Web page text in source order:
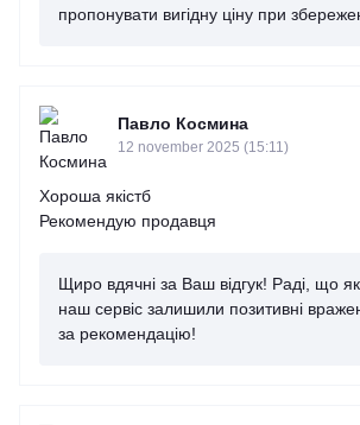
пропонувати вигідну ціну при
Павло Космина
12 november 2025 (15:11)
Хороша якістб
Рекомендую продавця
Щиро вдячні за Ваш відгук! Раді, що
наш сервіс залишили позитивні
за рекомендацію!